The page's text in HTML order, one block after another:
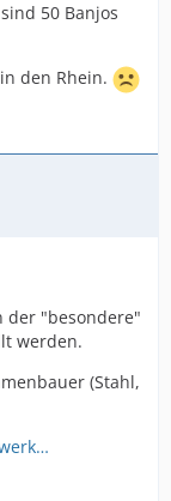
50 Banjos
den Rhein.
der "besondere"
werden.
(Stahl,